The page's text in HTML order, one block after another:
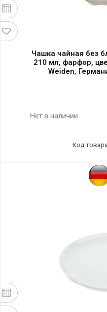
Чашка чайная без
210 мл, фарфор,
Weiden,
Нет в наличии
Код